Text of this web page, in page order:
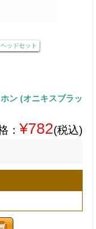
ッドセット
ン (オニキスブラッ
： ¥782(税込)